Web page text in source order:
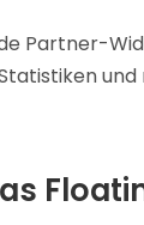
Partner-